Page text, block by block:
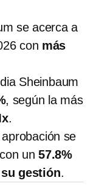
se acerca a
con más
Sheinbaum
, según la más
.
se
un 57.8%
gestión.